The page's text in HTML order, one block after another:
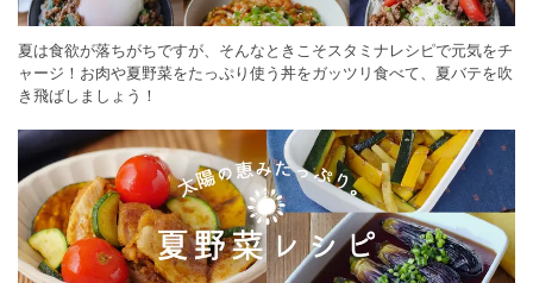
夏は食欲が落ちがちですが、そんなときこそスタミナレシピで元気をチ
ャージ！お肉や夏野菜をたっぷり使う丼をガッツリ食べて、夏バテを吹
き飛ばしましょう！